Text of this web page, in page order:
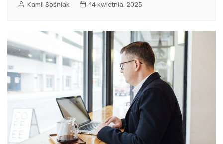
Kamil Sośniak 14 kwietnia, 2025